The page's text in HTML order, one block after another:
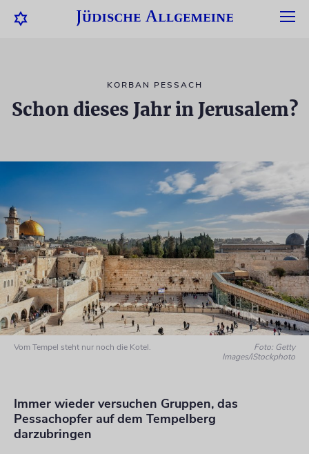
KORBAN PESSACH
Schon dieses Jahr in Jerusalem?
Vom Tempel steht nur noch die Kotel.
Foto: Getty
Images/iStockphoto
Immer wieder versuchen Gruppen, das
Pessachopfer auf dem Tempelberg
darzubringen